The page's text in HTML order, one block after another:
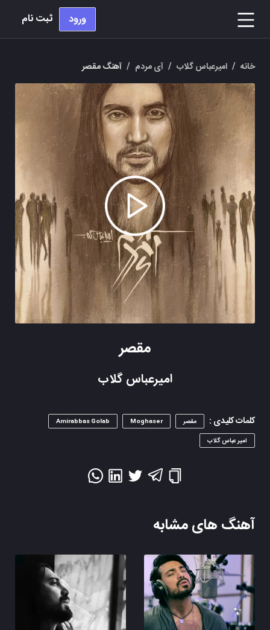
ورود ثبت نام
خانه / امیرعباس گلاب / آی مردم / آهنگ مقصر
مقصر
امیرعباس گلاب
کلمات کلیدی : مقصر Moghaser
Amirabbas Golab
امیر عباس گلاب
آهنگ های مشابه